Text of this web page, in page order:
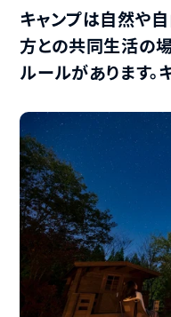
キャンプは自然や
方との共同生活の
ルールがあります。